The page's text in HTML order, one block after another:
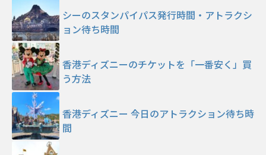
シーのスタンパイパス発行時間・アトラクシ
ョン待ち時間
香港ディズニーのチケットを「一番安く」買
う方法
香港ディズニー 今日のアトラクション待ち時
間